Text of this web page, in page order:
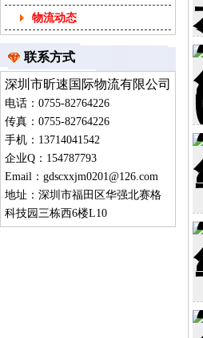
物流动态
联系方式
深圳市昕速国际物流有限公司
电话：0755-82764226
传真：0755-82764226
手机：13714041542
企业Q：154787793
Email： gdscxxjm0201@126.com
地址：深圳市福田区华强北赛格
科技园三栋西6楼L10